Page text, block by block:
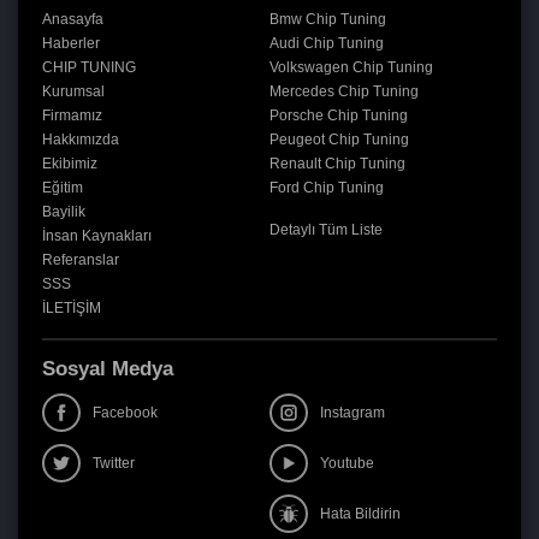
Anasayfa
Haberler
CHIP TUNING
Kurumsal
Firmamız
Hakkımızda
Ekibimiz
Eğitim
Bayilik
İnsan Kaynakları
Referanslar
SSS
İLETİŞİM
Bmw Chip Tuning
Audi Chip Tuning
Volkswagen Chip Tuning
Mercedes Chip Tuning
Porsche Chip Tuning
Peugeot Chip Tuning
Renault Chip Tuning
Ford Chip Tuning
Detaylı Tüm Liste
Sosyal Medya
Facebook Instagram
Twitter Youtube
Hata Bildirin